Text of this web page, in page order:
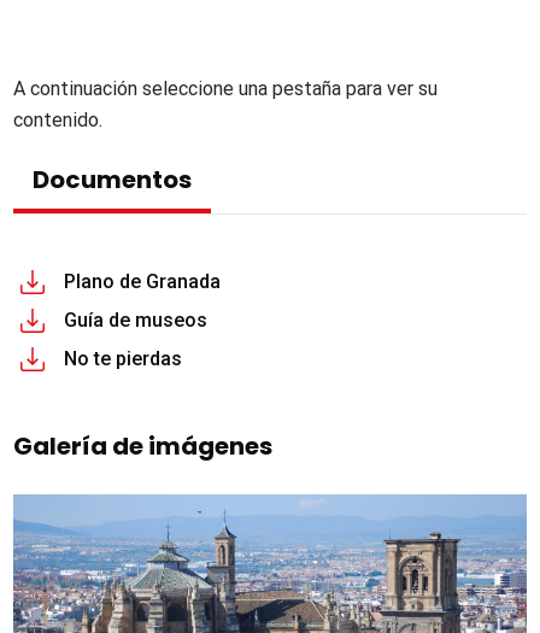
A continuación seleccione una pestaña para ver su
contenido.
Documentos
Plano de Granada
Guía de museos
No te pierdas
Galería de imágenes